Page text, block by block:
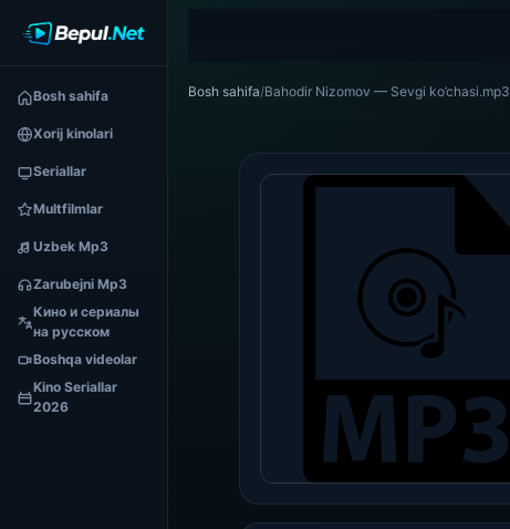
Bosh sahifa
Xorij kinolari
Seriallar
Multfilmlar
Uzbek Mp3
Zarubejni Mp3
Кино и сериалы
на русском
Boshqa videolar
Kino Seriallar
2026
Bosh sahifa/Bahodir Nizomov — Sevgi ko’chasi.mp3